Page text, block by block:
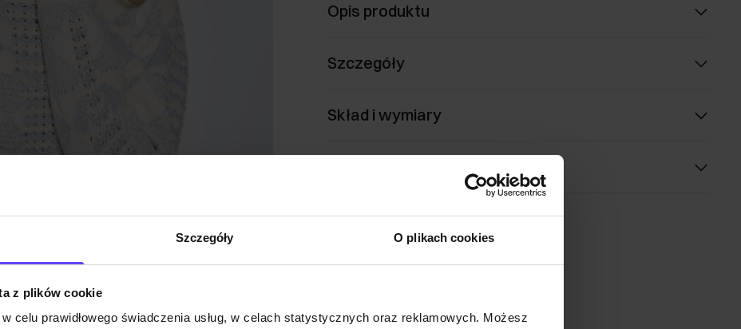
Szczegóły O plikach cookies
z plików cookie
celu prawidłowego świadczenia usług, w celach statystycznych oraz reklamowych. Możesz
Opis produktu
Szczegóły
Skład i wymiary